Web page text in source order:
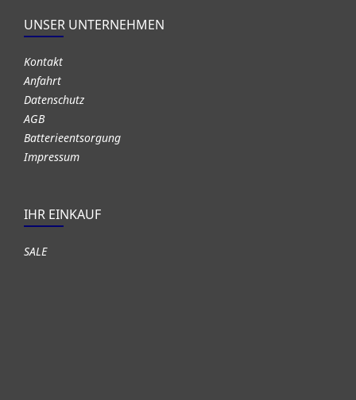
UNSER UNTERNEHMEN
Kontakt
Anfahrt
Datenschutz
AGB
Batterieentsorgung
Impressum
IHR EINKAUF
SALE